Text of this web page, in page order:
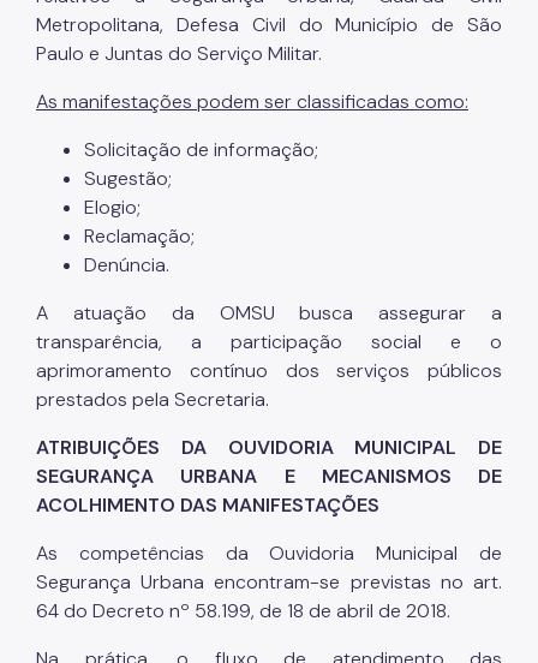
Metropolitana, Defesa Civil do Município de São
Paulo e Juntas do Serviço Militar.
As manifestações podem ser classificadas como:
Solicitação de informação;
Sugestão;
Elogio;
Reclamação;
Denúncia.
A atuação da OMSU busca assegurar a
transparência, a participação social e o
aprimoramento contínuo dos serviços públicos
prestados pela Secretaria.
ATRIBUIÇÕES DA OUVIDORIA MUNICIPAL DE
SEGURANÇA URBANA E MECANISMOS DE
ACOLHIMENTO DAS MANIFESTAÇÕES
As competências da Ouvidoria Municipal de
Segurança Urbana encontram-se previstas no art.
64 do Decreto nº 58.199, de 18 de abril de 2018.